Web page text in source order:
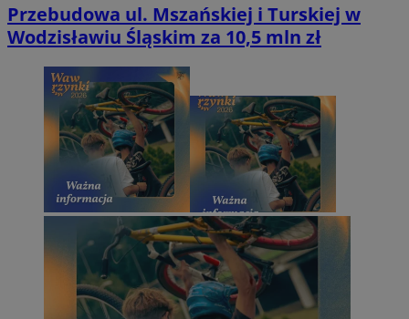
Przebudowa ul. Mszańskiej i Turskiej w
Wodzisławiu Śląskim za 10,5 mln zł